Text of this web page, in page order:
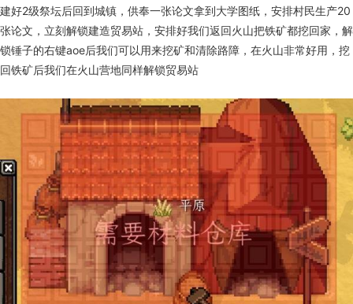
建好2级祭坛后回到城镇，供奉一张论文拿到大学图纸，安排村民生产20
张论文，立刻解锁建造贸易站，安排好我们返回火山把铁矿都挖回家，解
锁锤子的右键aoe后我们可以用来挖矿和清除路障，在火山非常好用，挖
回铁矿后我们在火山营地同样解锁贸易站